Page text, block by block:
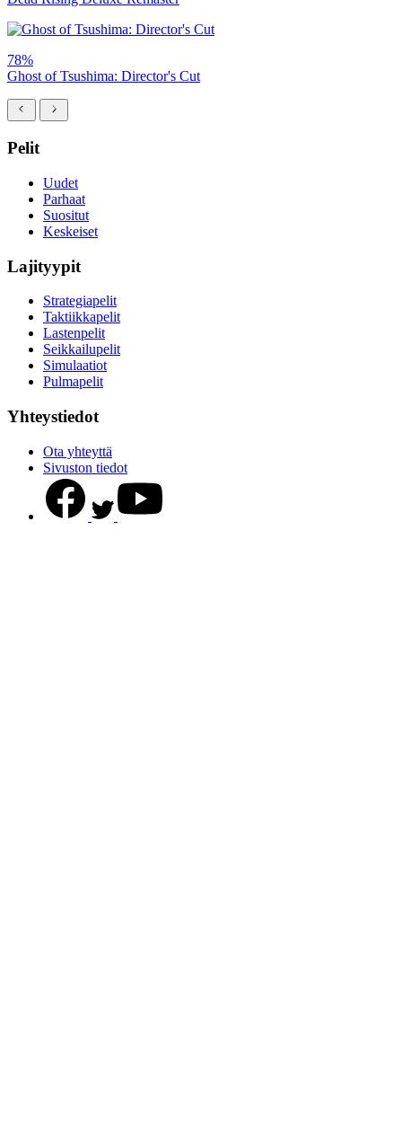
78%
Ghost of Tsushima: Director's Cut
Pelit
Uudet
Parhaat
Suositut
Keskeiset
Lajityypit
Strategiapelit
Taktiikkapelit
Lastenpelit
Seikkailupelit
Simulaatiot
Pulmapelit
Yhteystiedot
Ota yhteyttä
Sivuston tiedot